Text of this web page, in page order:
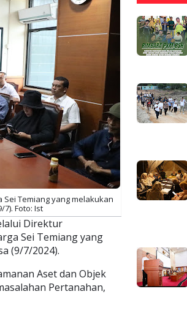
Temiang yang melakukan
Foto: Ist
Direktur
Sei Temiang yang
(9/7/2024).
Aset dan Objek
Pertanahan,